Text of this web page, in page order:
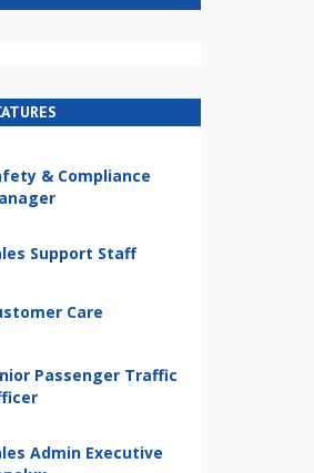
& Compliance
Support Staff
Care
Passenger Traffic
Admin Executive